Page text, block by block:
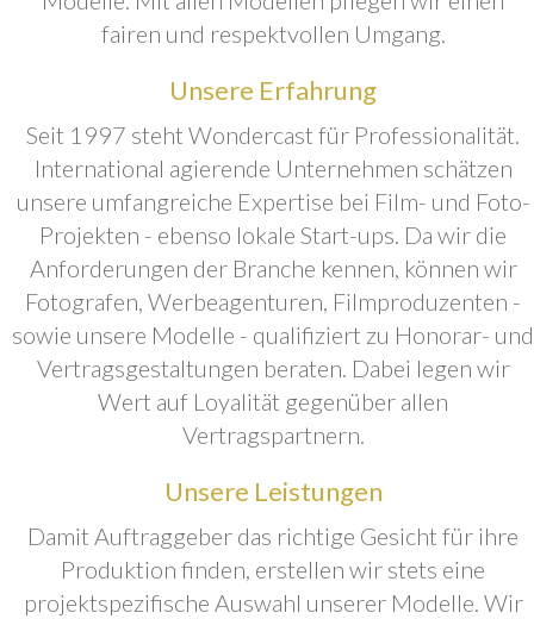
fairen und respektvollen Umgang.
Unsere Erfahrung
Seit 1997 steht Wondercast für Professionalität.
International agierende Unternehmen schätzen
unsere umfangreiche Expertise bei Film- und Foto-
Projekten - ebenso lokale Start-ups. Da wir die
Anforderungen der Branche kennen, können wir
Fotografen, Werbeagenturen, Filmproduzenten -
sowie unsere Modelle - qualifiziert zu Honorar- und
Vertragsgestaltungen beraten. Dabei legen wir
Wert auf Loyalität gegenüber allen
Vertragspartnern.
Unsere Leistungen
Damit Auftraggeber das richtige Gesicht für ihre
Produktion finden, erstellen wir stets eine
projektspezifische Auswahl unserer Modelle. Wir